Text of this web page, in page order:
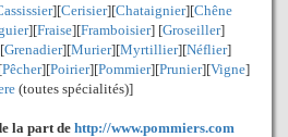
][Cerisier][Chataignier][Chêne
][Fraise][Framboisier] [Groseiller]
Grenadier][Murier][Myrtillier][Néflier]
Pêcher][Poirier][Pommier][Prunier][Vigne]
(toutes spécialités)]
la part de http://www.pommiers.com